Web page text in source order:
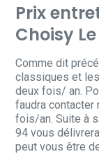
Prix
Choisy
Comme dit
classiques et
deux fois/ an.
faudra contacter
fois/an. Suite à
94 vous
peut vous être